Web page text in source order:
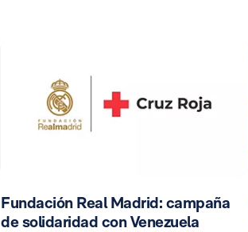
Fundación Real Madrid: campaña
de solidaridad con Venezuela